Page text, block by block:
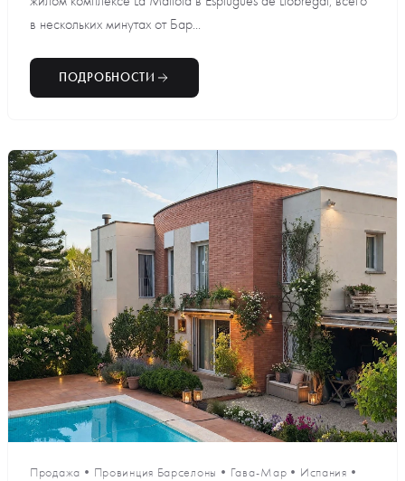
в нескольких минутах от Бар...
ПОДРОБНОСТИ
Продажа • Провинция Барселоны • Гава-Мар • Испания •